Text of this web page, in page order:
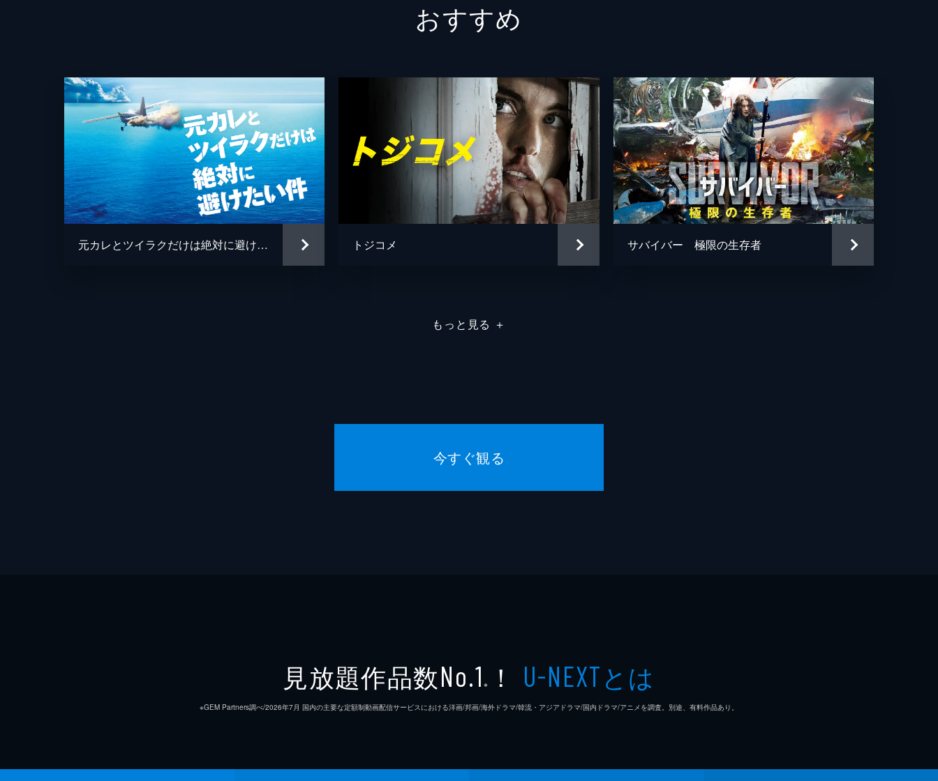
おすすめ
元カレとツイラクだけは絶対に避けたい件 トジコメ サバイバー 極限の生存者
もっと見る ＋
今すぐ観る
見放題作品数No.1 ※ ！ U-NEXTとは
※GEM Partners調べ/2026年7⽉ 国内の主要な定額制動画配信サービスにおける洋画/邦画/海外ドラマ/韓流・アジアドラマ/国内ドラマ/アニメを調査。別途、有料作品あり。